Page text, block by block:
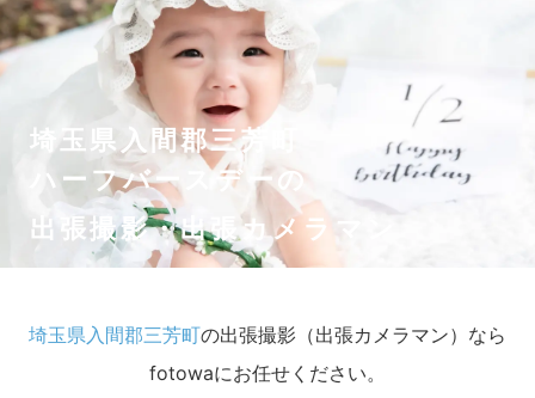
埼玉県入間郡三芳町
ハーフバースデーの
出張撮影・出張カメラマン
埼玉県入間郡三芳町の出張撮影（出張カメラマン）なら
fotowaにお任せください。